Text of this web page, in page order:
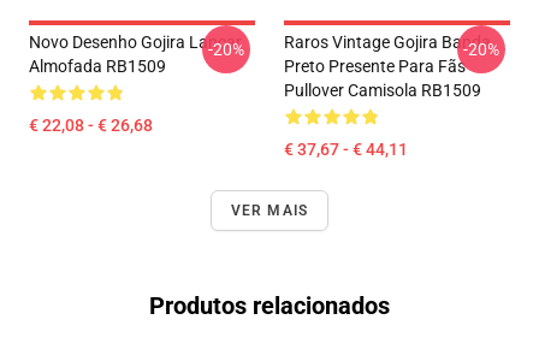
Novo Desenho Gojira Lançar
Almofada RB1509
€ 22,08 - € 26,68
-20%
Raros Vintage Gojira Banda
Preto Presente Para Fãs
Pullover Camisola RB1509
€ 37,67 - € 44,11
-20%
VER MAIS
Produtos relacionados